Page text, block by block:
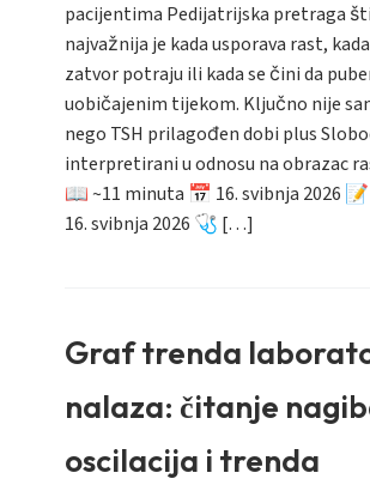
pacijentima Pedijatrijska pretraga
najvažnija je kada usporava rast,
zatvor potraju ili kada se čini da
uobičajenim tijekom. Ključno nije
nego TSH prilagođen dobi plus
interpretirani u odnosu na obrazac
📖 ~11 minuta 📅 16. svibnja 2026
16. svibnja 2026 🩺 […]
Graf trenda
nalaza: čitanje
oscilacija i trenda